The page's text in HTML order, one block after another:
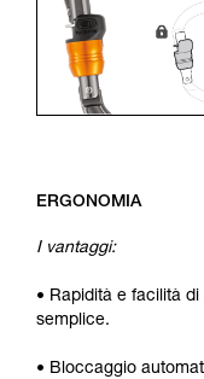
ERGONOMIA
I vantaggi:
• Rapidità e facilità
semplice.
• Bloccaggio